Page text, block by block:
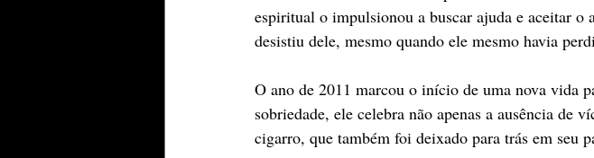
espiritual o impulsionou a buscar ajuda e aceitar o
desistiu dele, mesmo quando ele mesmo havia
O ano de 2011 marcou o início de uma nova vida
sobriedade, ele celebra não apenas a ausência de
cigarro, que também foi deixado para trás em seu